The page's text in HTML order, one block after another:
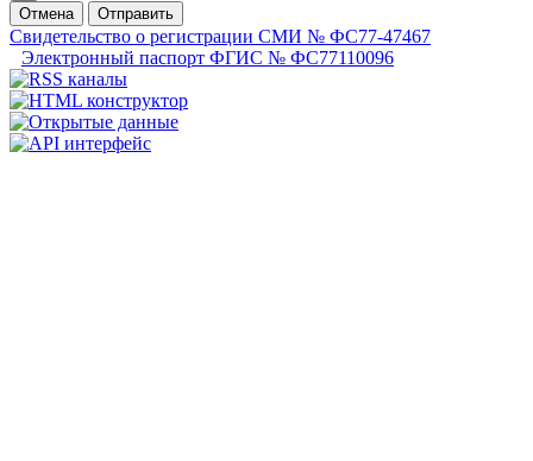
Отмена
Отправить
Свидетельство о регистрации СМИ № ФС77-47467
Электронный паспорт ФГИС № ФС77110096